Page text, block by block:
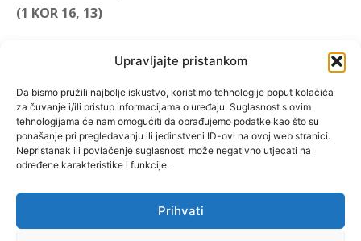
Upravljajte pristankom
Da bismo pružili najbolje iskustvo, koristimo tehnologije poput kolačića
za čuvanje i/ili pristup informacijama o uređaju. Suglasnost s ovim
tehnologijama će nam omogućiti da obrađujemo podatke kao što su
ponašanje pri pregledavanju ili jedinstveni ID-ovi na ovoj web stranici.
Nepristanak ili povlačenje suglasnosti može negativno utjecati na
određene karakteristike i funkcije.
Prihvati
(1 KOR 16, 13)
"Muževni budite" prvi je
hrvatski portal za katoličke
muškarce koji pokušava
reafirmirati u današnje
vrijeme itekako narušen
biblijski koncept muževnosti,
koji pokušavamo osvijetliti iz
rubrika i poticajnih inicijativa.